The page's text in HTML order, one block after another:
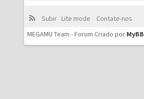
Subir Lite mode
Contate-nos
MEGAMU Team - Forum Criado por MyBB